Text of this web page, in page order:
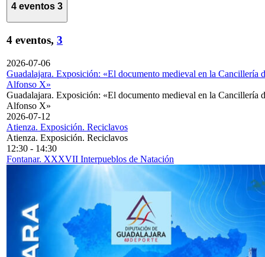
4 eventos 3
4 eventos, 3
2026-07-06
Guadalajara. Exposición: «El documento medieval en la Cancillería
Alfonso X»
Guadalajara. Exposición: «El documento medieval en la Cancillería
Alfonso X»
2026-07-12
Atienza. Exposición. Reciclavos
Atienza. Exposición. Reciclavos
12:30 - 14:30
Fontanar. XXXVII Interpueblos de Natación